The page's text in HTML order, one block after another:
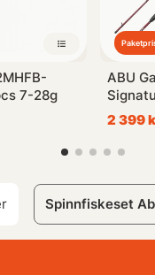
7-28g
ABU
2 399
Spinnfiskeset